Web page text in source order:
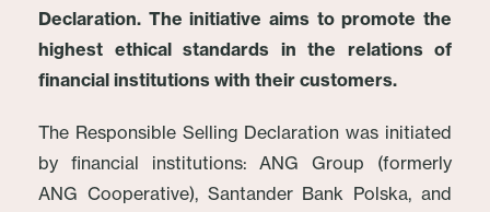
Declaration. The initiative aims to promote the
highest ethical standards in the relations of
financial institutions with their customers.
The Responsible Selling Declaration was initiated
by financial institutions: ANG Group (formerly
ANG Cooperative), Santander Bank Polska, and